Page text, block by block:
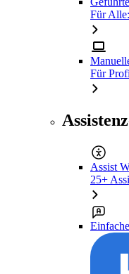
Für
Für
Assist
25+